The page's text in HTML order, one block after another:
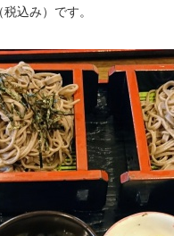
込み）です。